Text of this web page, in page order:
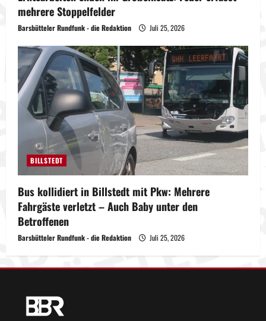
mehrere Stoppelfelder
Barsbütteler Rundfunk - die Redaktion Juli 25, 2026
BILLSTEDT
Bus kollidiert in Billstedt mit Pkw: Mehrere
Fahrgäste verletzt – Auch Baby unter den
Betroffenen
Barsbütteler Rundfunk - die Redaktion Juli 25, 2026